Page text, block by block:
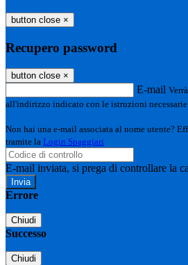
button close ×
Recupero password
button close ×
E-mail
all'indirizzo indicato con le istruzioni
Non hai una e-mail associata al nome utente?
tramite la Login Spaggiari
E-mail inviata, si prega di controllare la
Errore
Chiudi
Successo
Chiudi